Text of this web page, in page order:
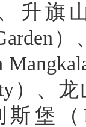
、升旗
）、龙
斯堡